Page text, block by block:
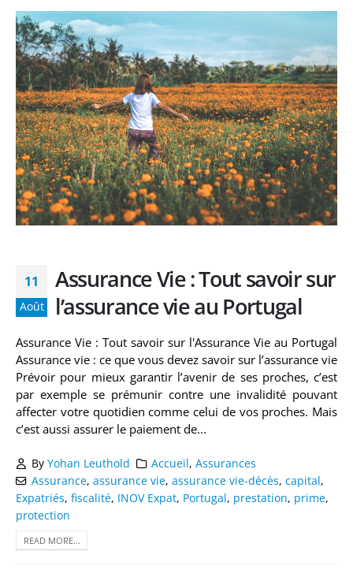
11
Août
Assurance Vie : Tout savoir sur
l’assurance vie au Portugal
Assurance Vie : Tout savoir sur l'Assurance Vie au Portugal
Assurance vie : ce que vous devez savoir sur l’assurance vie
Prévoir pour mieux garantir l’avenir de ses proches, c’est
par exemple se prémunir contre une invalidité pouvant
affecter votre quotidien comme celui de vos proches. Mais
c’est aussi assurer le paiement de...
By Yohan Leuthold Accueil, Assurances
Assurance, assurance vie, assurance vie-décès, capital,
Expatriés, fiscalité, INOV Expat, Portugal, prestation, prime,
protection
READ MORE...